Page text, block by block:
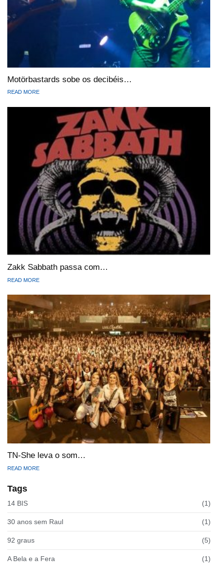
Motörbastards sobe os decibéis…
READ MORE
Zakk Sabbath passa com…
READ MORE
TN-She leva o som…
READ MORE
Tags
14 BIS (1)
30 anos sem Raul (1)
92 graus (5)
A Bela e a Fera (1)